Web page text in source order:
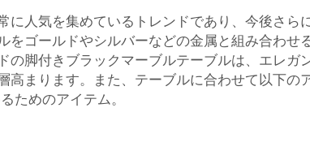
に人気を集めているトレンドであり、今後さ
ゴールドやシルバーなどの金属と組み合わせ
の脚付きブラックマーブルテーブルは、エレ
まります。また、テーブルに合わせて以下の
ためのアイテム。